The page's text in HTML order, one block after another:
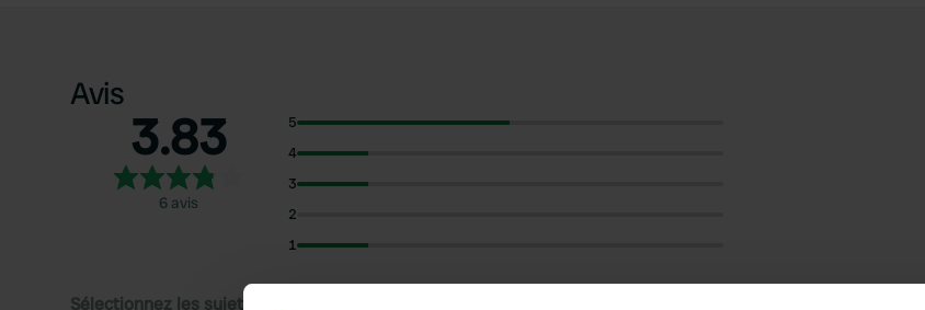
Avis
3.83
6 avis
5
4
3
2
1
Sélectionnez les sujets pour lire les critiques :